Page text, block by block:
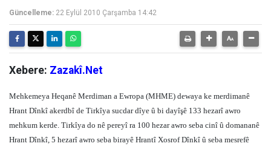
Güncelleme: 22 Eylül 2010 Çarşamba 14:42
Xebere: Zazakî.Net
Mehkemeya Heqanê Merdiman a Ewropa (MHME) dewaya ke merdimanê
Hrant Dînkî akerdbî de Tirkîya sucdar dîye û bi dayîşê 133 hezarî awro
mehkum kerde. Tirkîya do nê pereyî ra 100 hezar awro seba cinî û domananê
Hrant Dînkî, 5 hezarî awro seba birayê Hrantî Xosrof Dînkî û seba mesrefê